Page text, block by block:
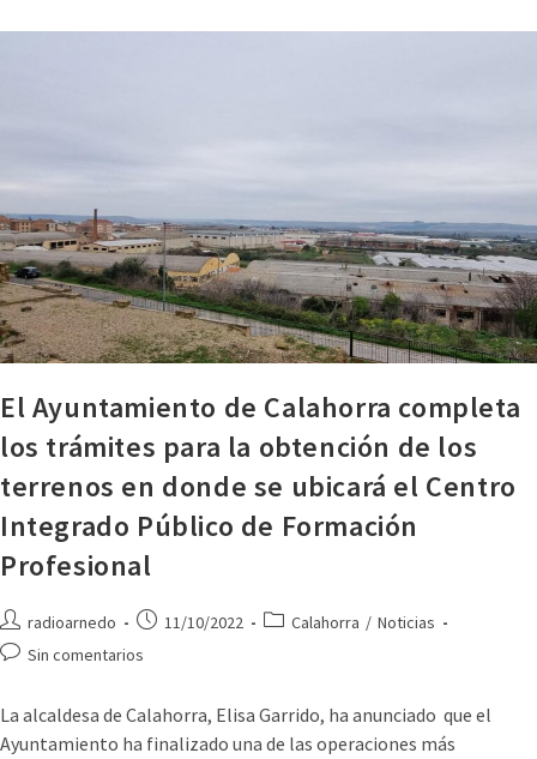
El Ayuntamiento de Calahorra completa
los trámites para la obtención de los
terrenos en donde se ubicará el Centro
Integrado Público de Formación
Profesional
radioarnedo 11/10/2022 Calahorra / Noticias
Sin comentarios
La alcaldesa de Calahorra, Elisa Garrido, ha anunciado que el
Ayuntamiento ha finalizado una de las operaciones más